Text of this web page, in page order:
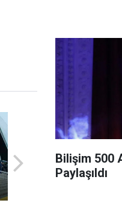
Bilişim 500
Paylaşıldı